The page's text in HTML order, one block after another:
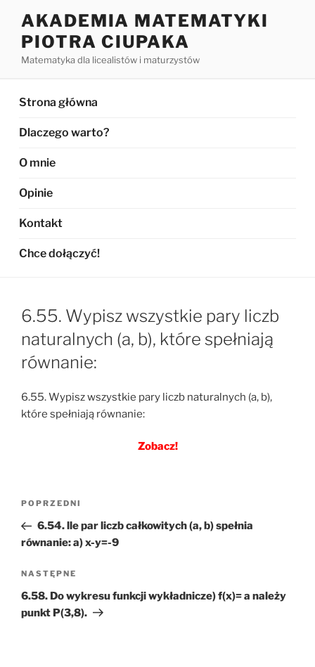
treści
AKADEMIA MATEMATYKI
PIOTRA CIUPAKA
Matematyka dla licealistów i maturzystów
Strona główna
Dlaczego warto?
O mnie
Opinie
Kontakt
Chce dołączyć!
6.55. Wypisz wszystkie pary liczb
naturalnych (a, b), które spełniają
równanie:
6.55. Wypisz wszystkie pary liczb naturalnych (a, b),
które spełniają równanie:
Zobacz!
Nawigacja
Poprzedni
wpis
POPRZEDNI
6.54. lle par liczb całkowitych (a, b) spełnia
równanie: a) x-y=-9
Następny
wpis
NASTĘPNE
6.58. Do wykresu funkcji wykładnicze) f(x)= a należy
punkt P(3,8).